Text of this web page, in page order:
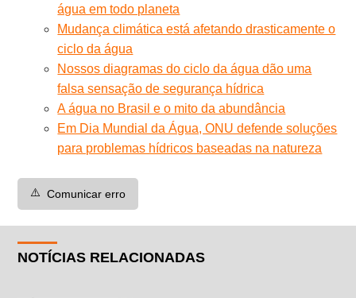
água em todo planeta
Mudança climática está afetando drasticamente o
ciclo da água
Nossos diagramas do ciclo da água dão uma
falsa sensação de segurança hídrica
A água no Brasil e o mito da abundância
Em Dia Mundial da Água, ONU defende soluções
para problemas hídricos baseadas na natureza
⚠️ Comunicar erro
NOTÍCIAS RELACIONADAS